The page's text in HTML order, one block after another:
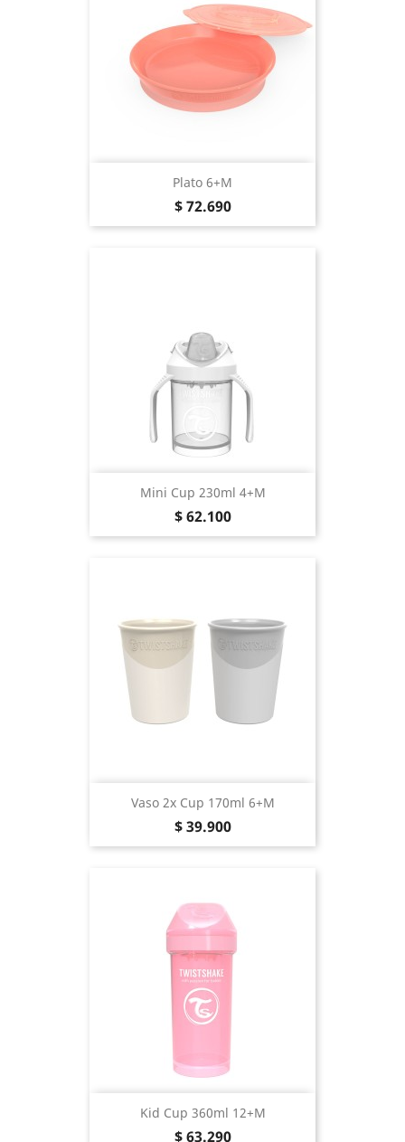
Plato 6+m
Precio
$ 72.690
Mini Cup 230ml 4+m
Precio
$ 62.100
Vaso 2x Cup 170ml 6+m
Precio
$ 39.900
Kid Cup 360ml 12+m
Precio
$ 63.290